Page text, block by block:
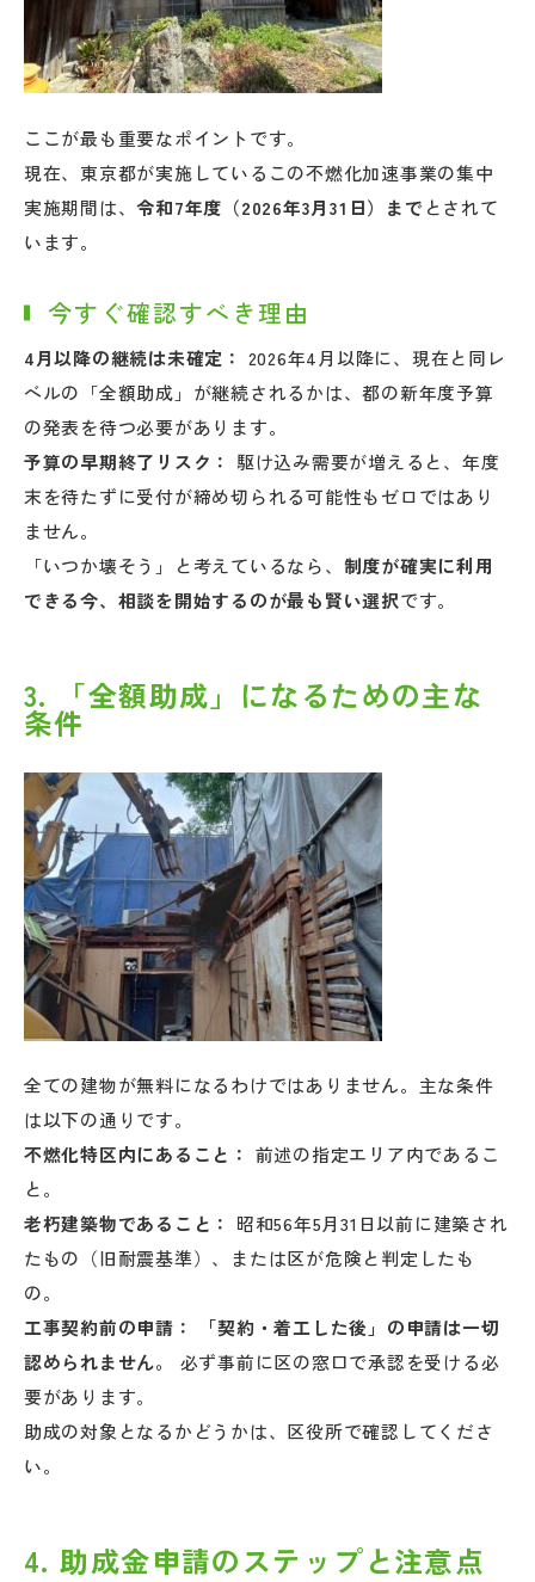
ここが最も重要なポイントです。
現在、東京都が実施しているこの不燃化加速事業の集中
実施期間は、令和7年度（2026年3月31日）まで とされて
います。
今すぐ確認すべき理由
4月以降の継続は未確定： 2026年4月以降に、現在と同レ
ベルの「全額助成」が継続されるかは、都の新年度予算
の発表を待つ必要があります。
予算の早期終了リスク：
駆け込み需要が増えると、年度
末を待たずに受付が締め切られる可能性もゼロではあり
ません。
「いつか壊そう」と考えているなら、 制度が確実に利用
できる今、相談を開始するのが最も賢い選択です。
3. 「全額助成」になるための主な
条件
全ての建物が無料になるわけではありません。主な条件
は以下の通りです。
不燃化特区内にあること： 前述の指定エリア内であるこ
と。
老朽建築物であること：
昭和56年5月31日以前に建築され
たもの（旧耐震基準）、または区が危険と判定したも
の。
工事契約前の申請：
「契約・着工した後」の申請は一切
認められません。
必ず事前に区の窓口で承認を受ける必
要があります。
助成の対象となるかどうかは、区役所で確認してくださ
い。
4. 助成金申請のステップと注意点